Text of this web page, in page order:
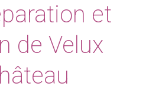
et
de Velux